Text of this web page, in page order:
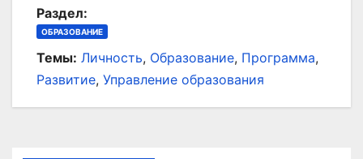
записям
Раздел:
ОБРАЗОВАНИЕ
Темы: Личность, Образование, Программа,
Развитие, Управление образования